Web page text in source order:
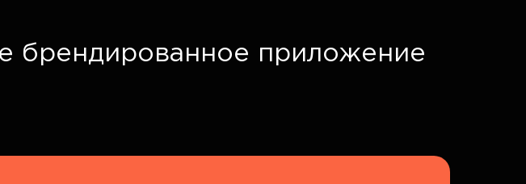
брендированное приложение